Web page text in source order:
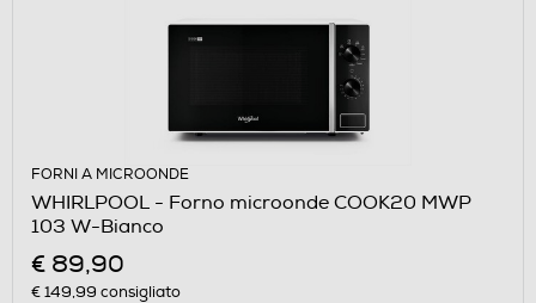
FORNI A MICROONDE
WHIRLPOOL - Forno microonde COOK20 MWP
103 W-Bianco
€ 89,90
€ 149,99 consigliato